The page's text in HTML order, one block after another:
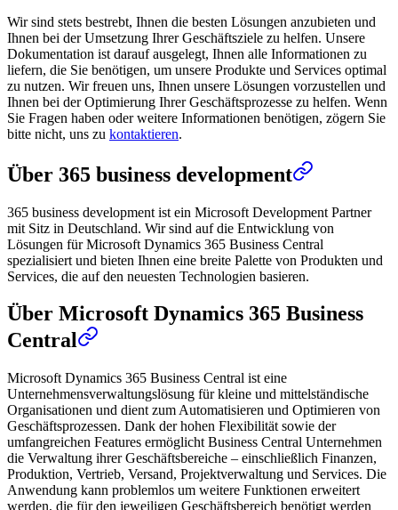
Wir sind stets bestrebt, Ihnen die besten Lösungen anzubieten und
Ihnen bei der Umsetzung Ihrer Geschäftsziele zu helfen. Unsere
Dokumentation ist darauf ausgelegt, Ihnen alle Informationen zu
liefern, die Sie benötigen, um unsere Produkte und Services optimal
zu nutzen. Wir freuen uns, Ihnen unsere Lösungen vorzustellen und
Ihnen bei der Optimierung Ihrer Geschäftsprozesse zu helfen. Wenn
Sie Fragen haben oder weitere Informationen benötigen, zögern Sie
bitte nicht, uns zu kontaktieren.
Über 365 business development
365 business development ist ein Microsoft Development Partner
mit Sitz in Deutschland. Wir sind auf die Entwicklung von
Lösungen für Microsoft Dynamics 365 Business Central
spezialisiert und bieten Ihnen eine breite Palette von Produkten und
Services, die auf den neuesten Technologien basieren.
Über Microsoft Dynamics 365 Business
Central
Microsoft Dynamics 365 Business Central ist eine
Unternehmensverwaltungslösung für kleine und mittelständische
Organisationen und dient zum Automatisieren und Optimieren von
Geschäftsprozessen. Dank der hohen Flexibilität sowie der
umfangreichen Features ermöglicht Business Central Unternehmen
die Verwaltung ihrer Geschäftsbereiche – einschließlich Finanzen,
Produktion, Vertrieb, Versand, Projektverwaltung und Services. Die
Anwendung kann problemlos um weitere Funktionen erweitert
werden, die für den jeweiligen Geschäftsbereich benötigt werden